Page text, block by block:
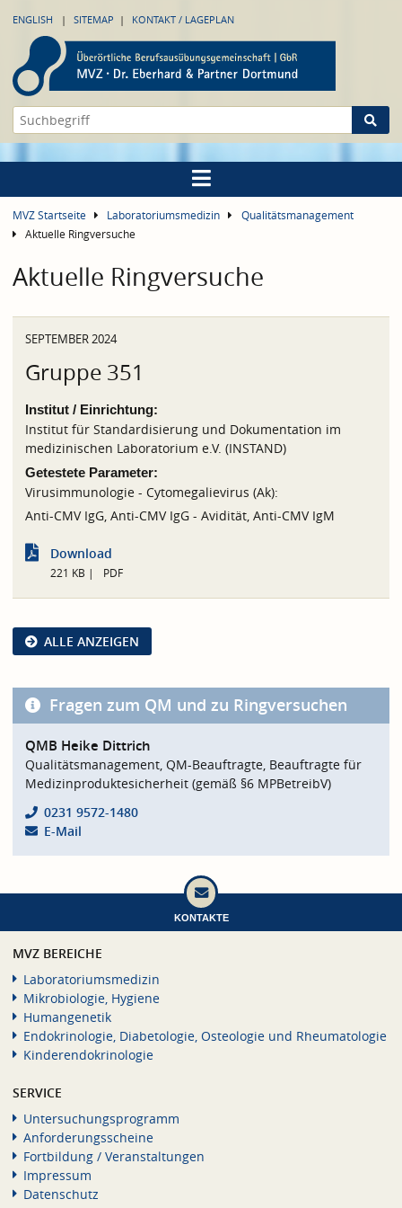
ENGLISH SITEMAP KONTAKT / LAGEPLAN
MVZ Startseite Laboratoriumsmedizin
Qualitätsmanagement
Aktuelle Ringversuche
Aktuelle Ringversuche
SEPTEMBER 2024
Gruppe 351
Institut / Einrichtung:
Institut für Standardisierung und Dokumentation im
medizinischen Laboratorium e.V. (INSTAND)
Getestete Parameter:
Virusimmunologie - Cytomegalievirus (Ak):
Anti-CMV IgG, Anti-CMV IgG - Avidität, Anti-CMV IgM
Download
221 KB PDF
ALLE ANZEIGEN
Fragen zum QM und zu Ringversuchen
QMB Heike Dittrich
Qualitätsmanagement, QM-Beauftragte, Beauftragte für
Medizinproduktesicherheit (gemäß §6 MPBetreibV)
0231 9572-1480
E-Mail
KONTAKTE
MVZ BEREICHE
Laboratoriumsmedizin
Mikrobiologie, Hygiene
Humangenetik
Endokrinologie, Diabetologie, Osteologie und Rheumatologie
Kinderendokrinologie
SERVICE
Untersuchungsprogramm
Anforderungsscheine
Fortbildung / Veranstaltungen
Impressum
Datenschutz